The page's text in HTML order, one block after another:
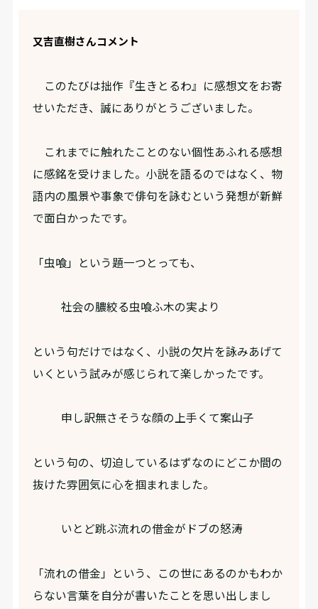
又吉直樹さんコメント
このたびは拙作『生きとるわ』に感想文をお寄
せいただき、誠にありがとうございました。
これまでに触れたことのない個性あふれる感想
に感銘を受けました。小説を語るのではなく、物
語内の風景や事象で俳句を詠むという発想が新鮮
で面白かったです。
「虫喰」という題一つとっても、
社会の膿絞る虫喰ふ木の実より
という句だけではなく、小説の欠片を詠みあげて
いくという試みが感じられて楽しかったです。
申し訳無さそうな顔の上手くて案山子
という句の、切迫しているはずなのにどこか間の
抜けた雰囲気に心を掴まれました。
いとど跳ぶ流れの借金がドブの怒涛
「流れの借金」という、この世にあるのかもわか
らない言葉を自分が書いたことを思い出しまし